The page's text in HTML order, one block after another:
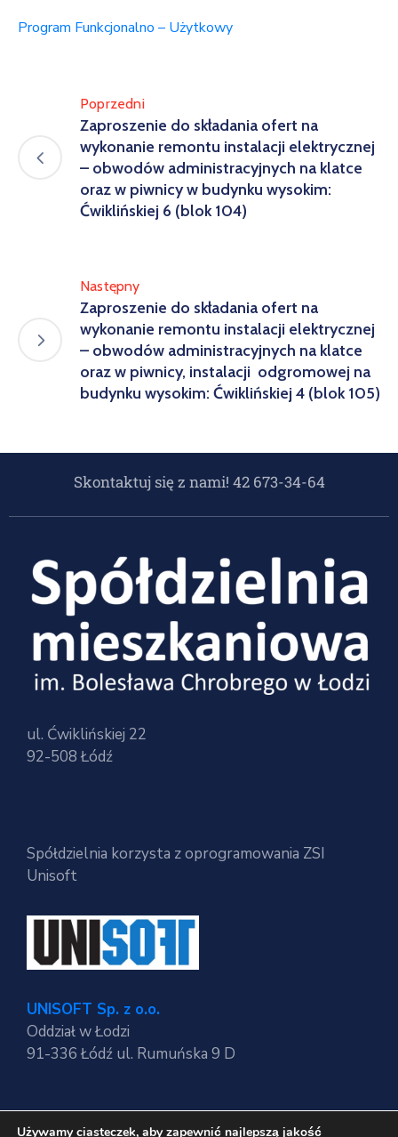
Program Funkcjonalno – Użytkowy
Poprzedni
Zaproszenie do składania ofert na
wykonanie remontu instalacji elektrycznej
– obwodów administracyjnych na klatce
oraz w piwnicy w budynku wysokim:
Ćwiklińskiej 6 (blok 104)
Następny
Zaproszenie do składania ofert na
wykonanie remontu instalacji elektrycznej
– obwodów administracyjnych na klatce
oraz w piwnicy, instalacji odgromowej na
budynku wysokim: Ćwiklińskiej 4 (blok 105)
Skontaktuj się z nami! 42 673-34-64
ul. Ćwiklińskiej 22
92-508 Łódź
Spółdzielnia korzysta z oprogramowania ZSI
Unisoft
UNISOFT Sp. z o.o.
Oddział w Łodzi
91-336 Łódź ul. Rumuńska 9 D
Używamy ciasteczek, aby zapewnić najlepszą jakość